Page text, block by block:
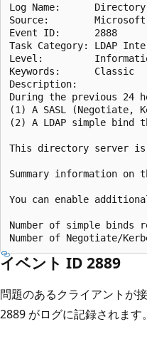
Log Name:
Source:        Microsoft-
Event ID:      2888
Task Category: LDAP
Level:
Keywords:      Classic
Description:
During the previous 24
(1) A SASL
(2) A LDAP simple bind
This directory server is
Summary information
You can enable
Number of simple binds
イベント ID 2889
問題のあるクライアントが
2889 がログに記録されます。